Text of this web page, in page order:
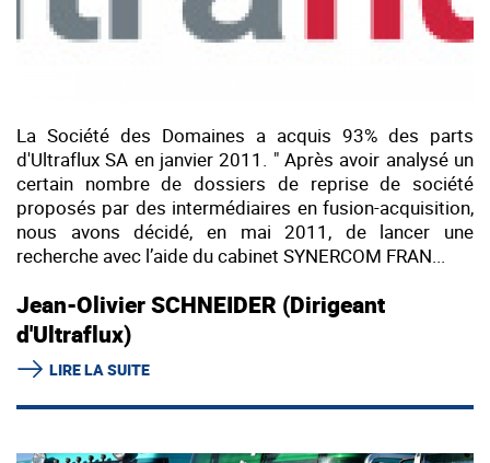
La Société des Domaines a acquis 93% des parts
d'Ultraflux SA en janvier 2011. " Après avoir analysé un
certain nombre de dossiers de reprise de société
proposés par des intermédiaires en fusion-acquisition,
nous avons décidé, en mai 2011, de lancer une
recherche avec l’aide du cabinet SYNERCOM FRAN...
Jean-Olivier SCHNEIDER (Dirigeant
d'Ultraflux)
LIRE LA SUITE